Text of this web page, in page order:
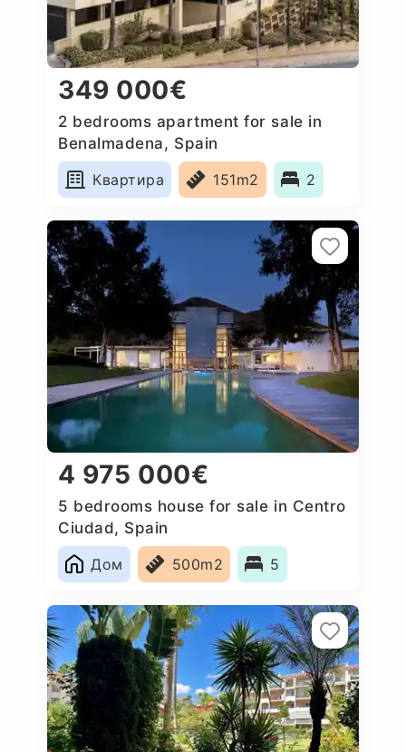
349 000€
2 bedrooms apartment for sale in
Benalmadena, Spain
Квартира
151m2 2
4 975 000€
5 bedrooms house for sale in Centro
Ciudad, Spain
Дом
500m2 5